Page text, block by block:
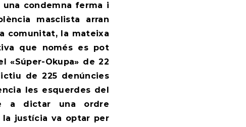
condemna ferma i
masclista arran
comunitat, la mateixa
que només es pot
«Súper-Okupa» de 22
de 225 denúncies
les esquerdes del
a dictar una ordre
la justícia va optar per